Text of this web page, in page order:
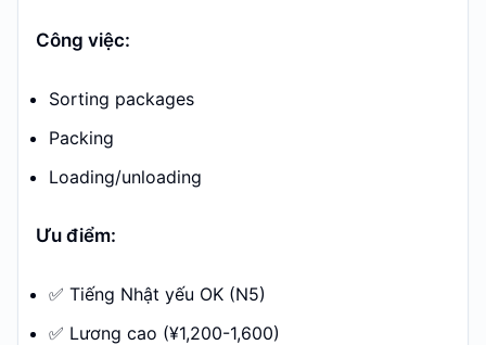
Công việc:
Sorting packages
Packing
Loading/unloading
Ưu điểm:
✅ Tiếng Nhật yếu OK (N5)
✅ Lương cao (¥1,200-1,600)